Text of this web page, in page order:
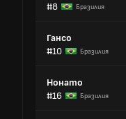
#8
Бразилия
Гансо
#10
Бразилия
Нонато
#16
Бразилия